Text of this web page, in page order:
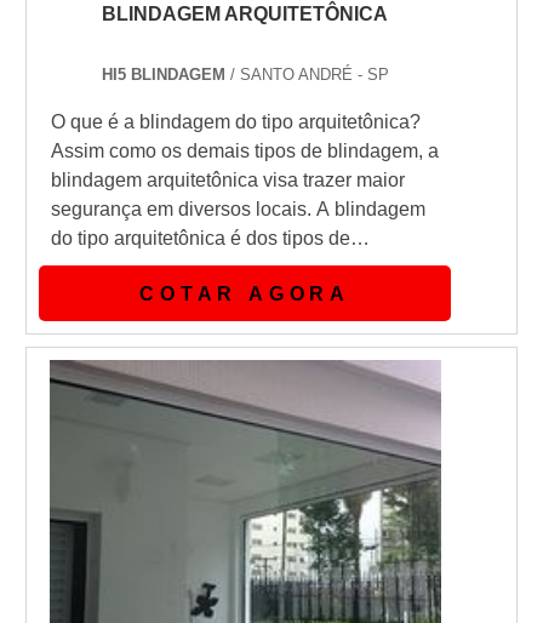
BLINDAGEM ARQUITETÔNICA
HI5 BLINDAGEM / SANTO ANDRÉ - SP
O que é a blindagem do tipo arquitetônica?
Assim como os demais tipos de blindagem, a
blindagem arquitetônica visa trazer maior
segurança em diversos locais. A blindagem
do tipo arquitetônica é dos tipos de
blindagem que traz proteção balística,
proteção contra uma possível invasão no
imóvel e qualquer outro tipo de coisa que
possa atingir a segurança de uma
residência.Se é utilizado na blindagem
arquitetônica excelentes materiais como a
COTAR AGORA